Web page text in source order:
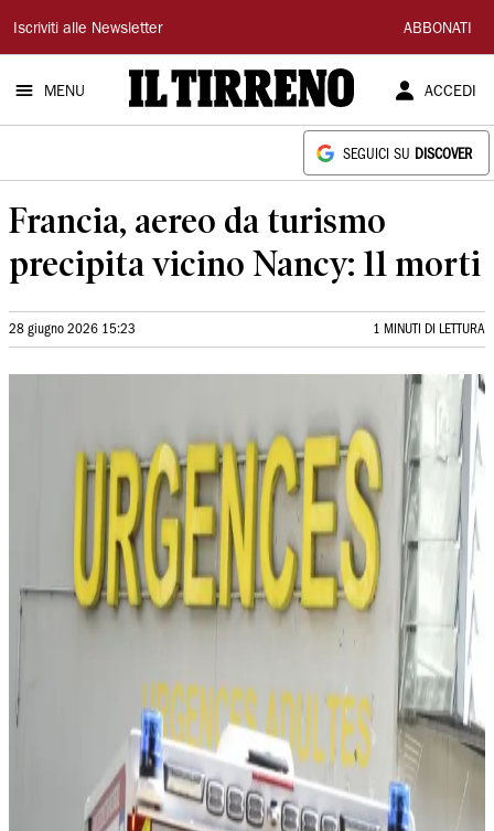
Il
Tirreno
Iscriviti alle Newsletter ABBONATI
MENU ACCEDI
SEGUICI SU DISCOVER
Francia, aereo da turismo
precipita vicino Nancy: 11 morti
28 giugno 2026 15:23 1 MINUTI DI LETTURA